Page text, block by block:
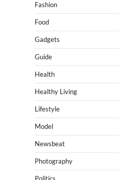
Fashion
Food
Gadgets
Guide
Health
Healthy Living
Lifestyle
Model
Newsbeat
Photography